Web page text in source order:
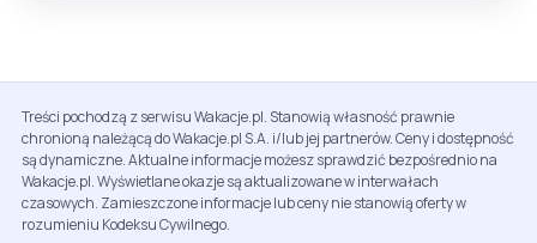
Treści pochodzą z serwisu Wakacje.pl. Stanowią własność prawnie
chronioną należącą do Wakacje.pl S.A. i/lub jej partnerów. Ceny i dostępność
są dynamiczne. Aktualne informacje możesz sprawdzić bezpośrednio na
Wakacje.pl. Wyświetlane okazje są aktualizowane w interwałach
czasowych. Zamieszczone informacje lub ceny nie stanowią oferty w
rozumieniu Kodeksu Cywilnego.